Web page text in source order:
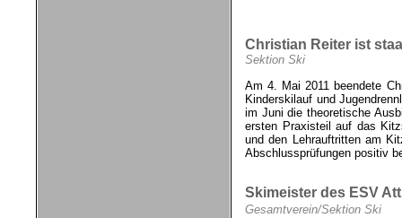
Christian Reiter ist
Sektion Ski
Am 4. Mai 2011 beendete
Kinderskilauf und
im Juni die theoretische
ersten Praxisteil auf das
und den Lehrauftritten am
Abschlussprüfungen positiv
Skimeister des ESV
Gesamtverein/Sektion Ski